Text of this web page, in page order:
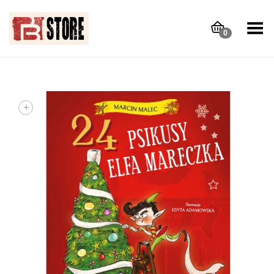
0
Toggle Menu
+